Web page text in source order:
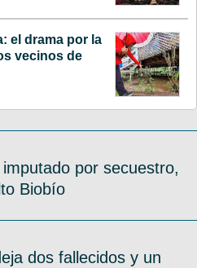
el drama por la
vecinos de
por secuestro,
Biobío
dos fallecidos y un